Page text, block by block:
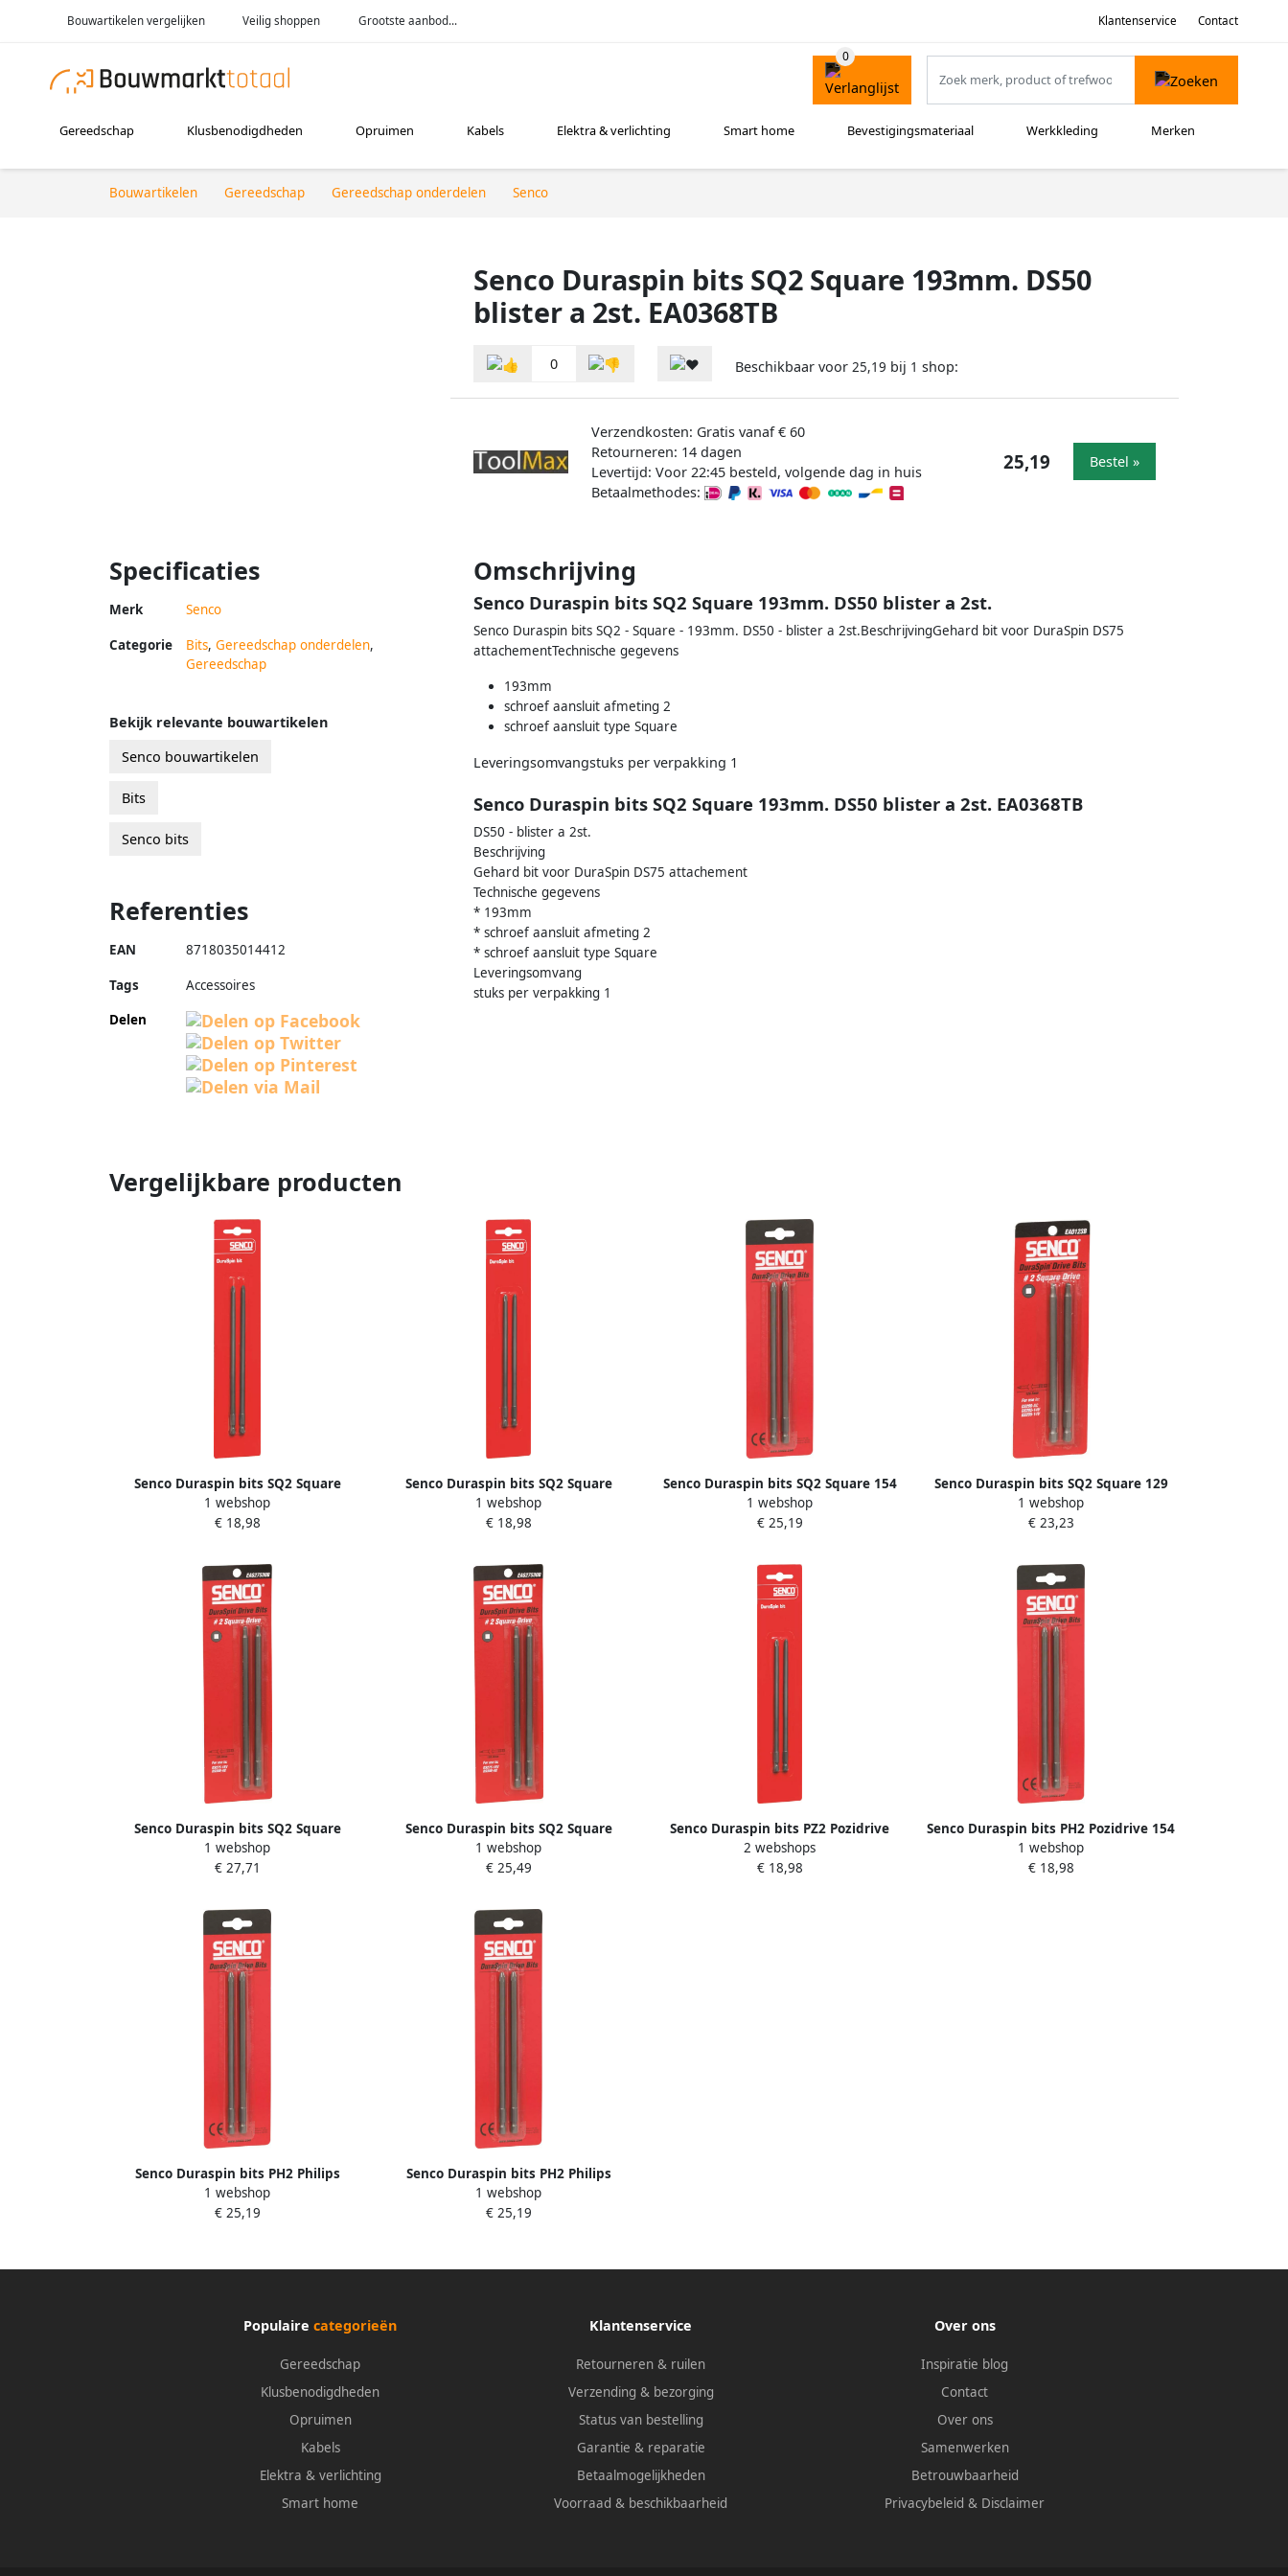
Bouwartikelen vergelijken Veilig shoppen Grootste aanbod... Klantenservice Contact
Gereedschap Klusbenodigdheden Opruimen Kabels Elektra & verlichting Smart home Bevestigingsmateriaal Werkkleding Merken
Bouwartikelen Gereedschap Gereedschap onderdelen Senco
Senco Duraspin bits SQ2 Square 193mm. DS50
blister a 2st. EA0368TB
0 Beschikbaar voor 25,19 bij 1 shop:
Verzendkosten: Gratis vanaf € 60
Retourneren: 14 dagen
Levertijd: Voor 22:45 besteld, volgende dag in huis
Betaalmethodes:
25,19 Bestel »
Specificaties
Merk Senco
Categorie Bits, Gereedschap onderdelen,
Gereedschap
Omschrijving
Senco Duraspin bits SQ2 Square 193mm. DS50 blister a 2st.
Senco Duraspin bits SQ2 - Square - 193mm. DS50 - blister a 2st.BeschrijvingGehard bit voor DuraSpin DS75
attachementTechnische gegevens
193mm
schroef aansluit afmeting 2
schroef aansluit type Square
Leveringsomvangstuks per verpakking 1
Senco Duraspin bits SQ2 Square 193mm. DS50 blister a 2st. EA0368TB
DS50 - blister a 2st.
Beschrijving
Gehard bit voor DuraSpin DS75 attachement
Technische gegevens
* 193mm
* schroef aansluit afmeting 2
* schroef aansluit type Square
Leveringsomvang
stuks per verpakking 1
Bekijk relevante bouwartikelen
Senco bouwartikelen
Bits
Senco bits
Referenties
EAN 8718035014412
Tags
Accessoires
Delen
Vergelijkbare producten
Senco Duraspin bits SQ2 Square
195mm. DS7525 blister a 2st. EA0330B
1 webshop
€ 18,98
Senco Duraspin bits SQ2 Square
174mm. DS5525 DS5550 blister a 2st.
EA0327B
1 webshop
€ 18,98
Senco Duraspin bits SQ2 Square 154
9mm. DS275AC blister a 2st. BS275ACB
1 webshop
€ 25,19
Senco Duraspin bits SQ2 Square 129
5mm.DS200 DS202 DS205 blister a 2st.
EA0123B
1 webshop
€ 23,23
Senco Duraspin bits SQ2 Square
214mm. DS75 blister a 2st. EA0366TB
1 webshop
€ 27,71
Senco Duraspin bits SQ2 Square
204mm. DS50 blister a 2st. EA0364TB
1 webshop
€ 25,49
Senco Duraspin bits PZ2 Pozidrive
174mm. DS5525 DS5550 blister a 2st.
EA0335B
2 webshops
€ 18,98
Senco Duraspin bits PH2 Pozidrive 154
9mm. DS275AC blister a 2st. BP275ACB
1 webshop
€ 18,98
Senco Duraspin bits PH2 Philips
193mm. DS50 blister a 2st. EA0369TB
1 webshop
€ 25,19
Senco Duraspin bits PH2 Philips
214mm. DS75 blister a 2st. EA0367TB
1 webshop
€ 25,19
Populaire categorieën
Gereedschap
Klusbenodigdheden
Opruimen
Kabels
Elektra & verlichting
Smart home
Klantenservice
Retourneren & ruilen
Verzending & bezorging
Status van bestelling
Garantie & reparatie
Betaalmogelijkheden
Voorraad & beschikbaarheid
Over ons
Inspiratie blog
Contact
Over ons
Samenwerken
Betrouwbaarheid
Privacybeleid & Disclaimer